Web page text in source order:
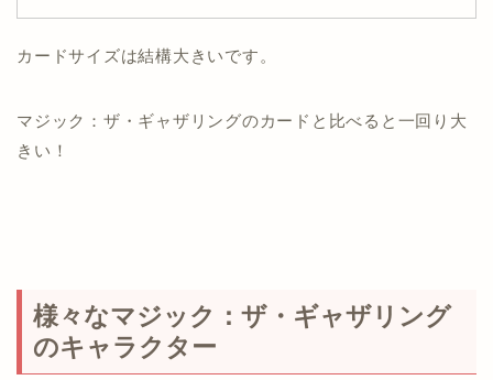
カードサイズは結構大きいです。
マジック：ザ・ギャザリングのカードと比べると一回り大
きい！
様々なマジック：ザ・ギャザリング
のキャラクター